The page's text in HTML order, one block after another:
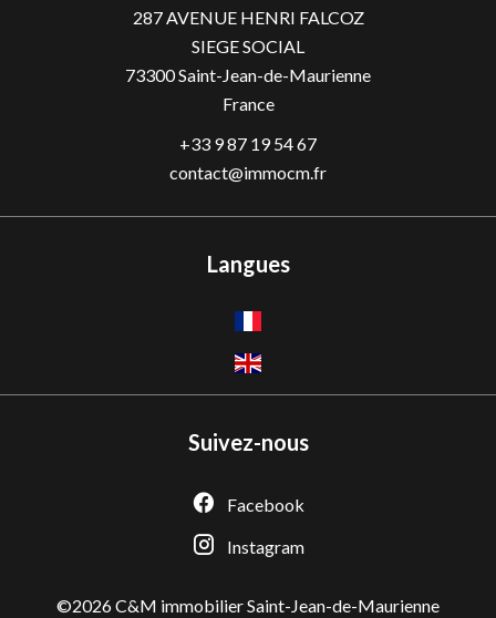
287 AVENUE HENRI FALCOZ
SIEGE SOCIAL
73300Saint-Jean-de-Maurienne
France
+33 9 87 19 54 67
contact@immocm.fr
Langues
Suivez-nous
Facebook
Instagram
©2026 C&M immobilier Saint-Jean-de-Maurienne